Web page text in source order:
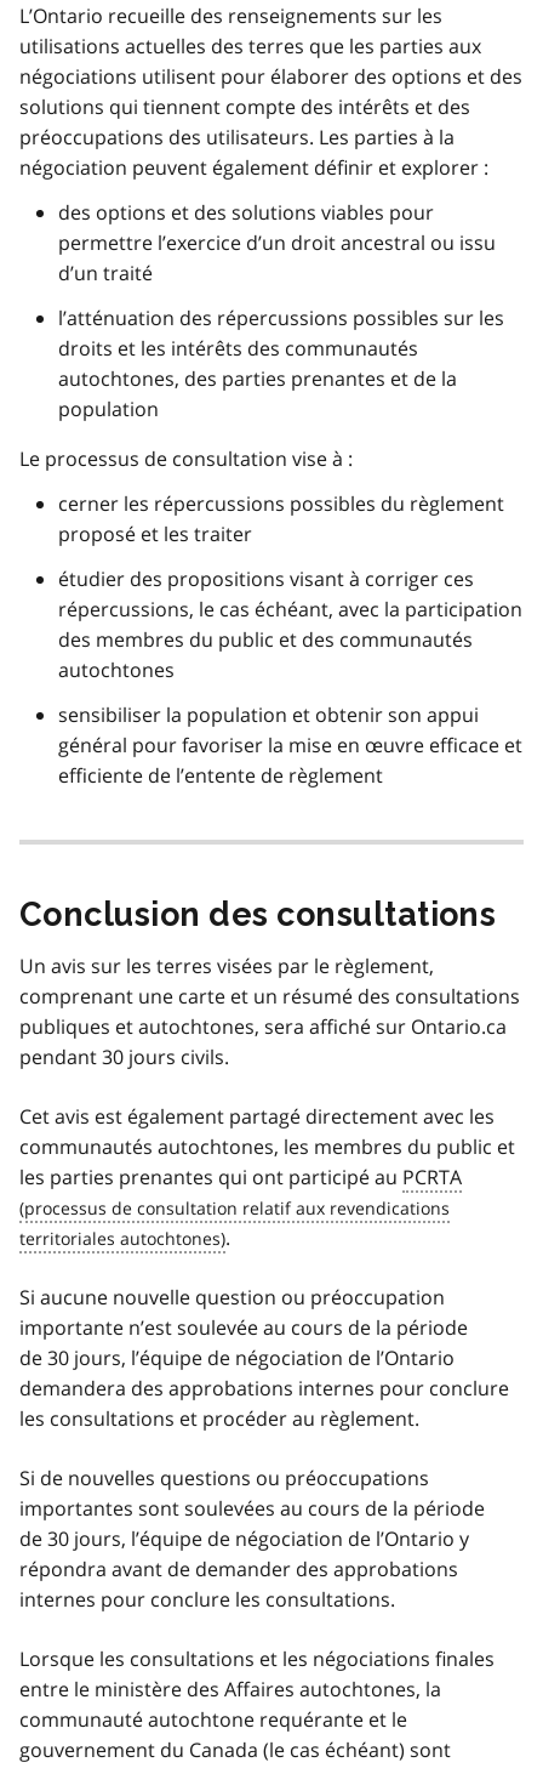
L’Ontario recueille des renseignements sur les
utilisations actuelles des terres que les parties aux
négociations utilisent pour élaborer des options et des
solutions qui tiennent compte des intérêts et des
préoccupations des utilisateurs. Les parties à la
négociation peuvent également définir et explorer :
des options et des solutions viables pour
permettre l’exercice d’un droit ancestral ou issu
d’un traité
l’atténuation des répercussions possibles sur les
droits et les intérêts des communautés
autochtones, des parties prenantes et de la
population
Le processus de consultation vise à :
cerner les répercussions possibles du règlement
proposé et les traiter
étudier des propositions visant à corriger ces
répercussions, le cas échéant, avec la participation
des membres du public et des communautés
autochtones
sensibiliser la population et obtenir son appui
général pour favoriser la mise en œuvre efficace et
efficiente de l’entente de règlement
Conclusion des consultations
Un avis sur les terres visées par le règlement,
comprenant une carte et un résumé des consultations
publiques et autochtones, sera affiché sur Ontario.ca
pendant 30 jours civils.
Cet avis est également partagé directement avec les
communautés autochtones, les membres du public et
les parties prenantes qui ont participé au PCRTA
.
Si aucune nouvelle question ou préoccupation
importante n’est soulevée au cours de la période
de 30 jours, l’équipe de négociation de l’Ontario
demandera des approbations internes pour conclure
les consultations et procéder au règlement.
Si de nouvelles questions ou préoccupations
importantes sont soulevées au cours de la période
de 30 jours, l’équipe de négociation de l’Ontario y
répondra avant de demander des approbations
internes pour conclure les consultations.
Lorsque les consultations et les négociations finales
entre le ministère des Affaires autochtones, la
communauté autochtone requérante et le
gouvernement du Canada (le cas échéant) sont